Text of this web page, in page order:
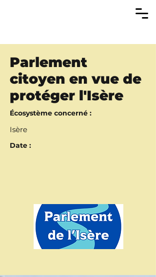
Parlement
citoyen en vue de
protéger l'Isère
Écosystème concerné :
Isère
Date :